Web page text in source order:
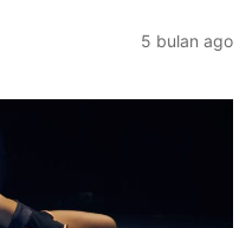
5 bulan ago